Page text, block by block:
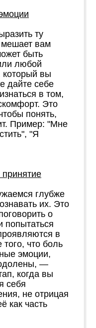
ту
мешает вам
быть
любой
который вы
дайте себе
в том,
Это
понять,
Пример: "Мне
"Я
глубже
их. Это
о
попытаться
в
что боль
эмоции,
—
когда вы
себя
не отрицая
как часть